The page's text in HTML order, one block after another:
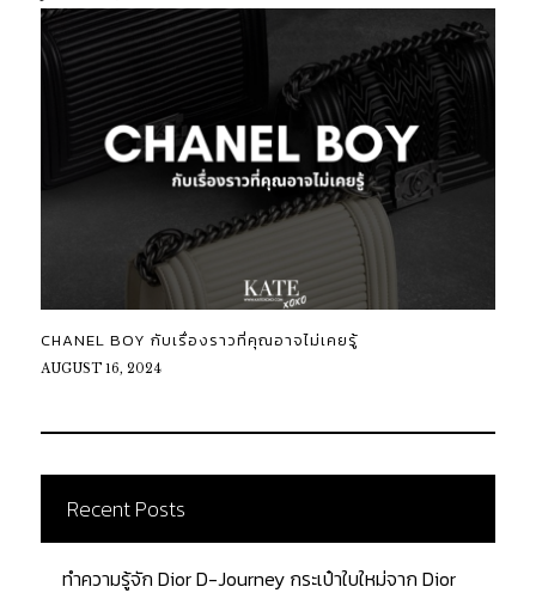
CHANEL BOY กับเรื่องราวที่คุณอาจไม่เคยรู้
AUGUST 16, 2024
Recent Posts
ทำความรู้จัก Dior D-Journey กระเป๋าใบใหม่จาก Dior